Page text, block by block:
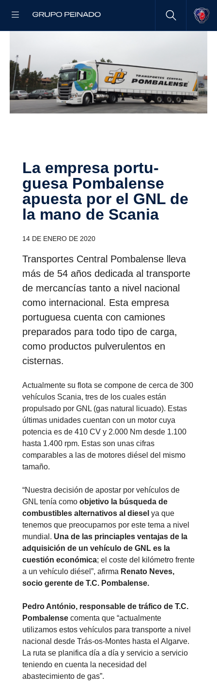
La empresa portu­
guesa Pomba­lense
apuesta por el GNL de
la mano de Scania
14 DE ENERO DE 2020
Transportes Central Pombalense lleva
más de 54 años dedicada al transporte
de mercancías tanto a nivel nacional
como internacional. Esta empresa
portuguesa cuenta con camiones
preparados para todo tipo de carga,
como productos pulverulentos en
cisternas.
Actualmente su flota se compone de cerca de 300
vehículos Scania, tres de los cuales están
propulsado por GNL (gas natural licuado). Estas
últimas unidades cuentan con un motor cuya
potencia es de 410 CV y 2.000 Nm desde 1.100
hasta 1.400 rpm. Estas son unas cifras
comparables a las de motores diésel del mismo
tamaño.
“Nuestra decisión de apostar por vehículos de
GNL tenía como objetivo la búsqueda de
combustibles alternativos al diesel ya que
tenemos que preocuparnos por este tema a nivel
mundial. Una de las princiaples ventajas de la
adquisición de un vehículo de GNL es la
cuestión económica; el coste del kilómetro frente
a un vehículo diésel”, afirma Renato Neves,
socio gerente de T.C. Pombalense.
Pedro António, responsable de tráfico de T.C.
Pombalense comenta que “actualmente
utilizamos estos vehículos para transporte a nivel
nacional desde Trás-os-Montes hasta el Algarve.
La ruta se planifica día a día y servicio a servicio
teniendo en cuenta la necesidad del
abastecimiento de gas”.